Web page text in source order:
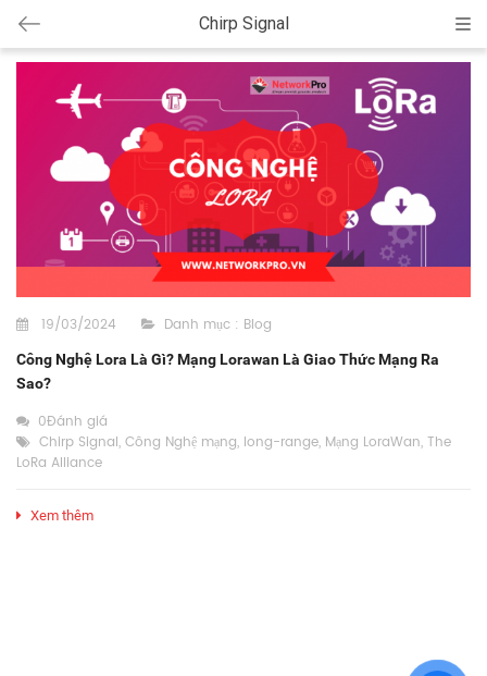
Chirp Signal
19/03/2024 Danh mục : Blog
Công Nghệ Lora Là Gì? Mạng Lorawan Là Giao Thức Mạng Ra
Sao?
0Đánh giá
Chirp Signal, Công Nghệ mạng, long-range, Mạng LoraWan, The
LoRa Alliance
Xem thêm